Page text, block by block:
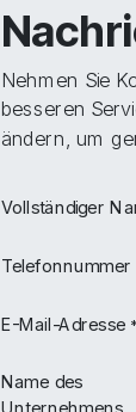
Nehmen Sie
besseren
ändern, um
Vollständiger
Telefonnummer
E-Mail-Adresse*
Name des
Unternehmens